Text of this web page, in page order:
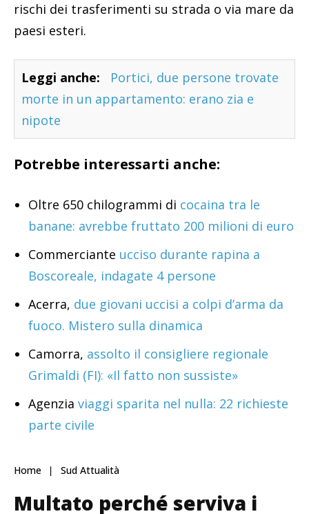
rischi dei trasferimenti su strada o via mare da
paesi esteri.
Leggi anche:
Portici, due persone trovate
morte in un appartamento: erano zia e
nipote
Potrebbe interessarti anche:
Oltre 650 chilogrammi di cocaina tra le
banane: avrebbe fruttato 200 milioni di euro
Commerciante ucciso durante rapina a
Boscoreale, indagate 4 persone
Acerra, due giovani uccisi a colpi d’arma da
fuoco. Mistero sulla dinamica
Camorra, assolto il consigliere regionale
Grimaldi (FI): «Il fatto non sussiste»
Agenzia viaggi sparita nel nulla: 22 richieste
parte civile
Home Sud Attualità
Multato perché serviva i